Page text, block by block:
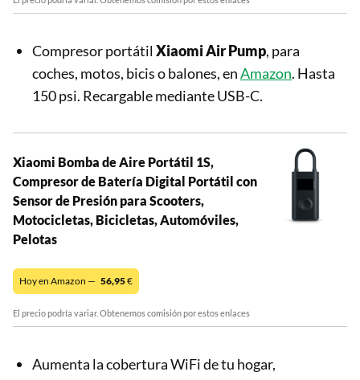
Compresor portátil Xiaomi Air Pump, para
coches, motos, bicis o balones, enAmazon. Hasta
150 psi. Recargable mediante USB-C.
Xiaomi Bomba de Aire Portátil 1S,
Compresor de Batería Digital Portátil con
Sensor de Presión para Scooters,
Motocicletas, Bicicletas, Automóviles,
Pelotas
Hoy en Amazon — 56,95€
El precio podría variar. Obtenemos comisión por estos enlaces
Aumenta la cobertura WiFi de tu hogar,